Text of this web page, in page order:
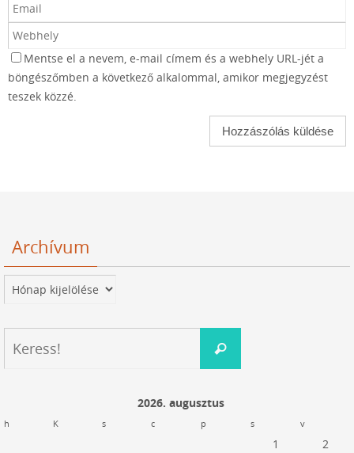
Mentse el a nevem, e-mail címem és a webhely URL-jét a
böngészőmben a következő alkalommal, amikor megjegyzést
teszek közzé.
Archívum
Archívum
Keress!
2026. augusztus
h K s c p s v
1
2